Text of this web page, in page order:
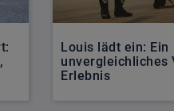
Louis lädt ein: Ein
unvergleichliches
Erlebnis